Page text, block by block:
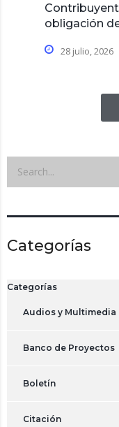
obligación
28 julio, 2026
Categorías
Categorías
Audios y Multimedia
Banco de Proyectos
Boletín
Citación